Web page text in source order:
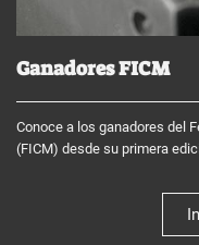
Ganadores FICM
Conoce a los ganadores del
(FICM) desde su primera